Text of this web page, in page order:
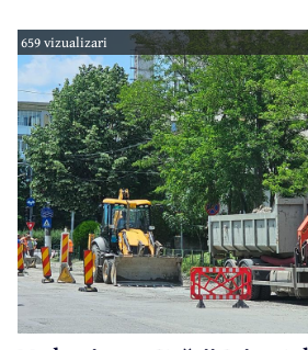
659 vizualizari